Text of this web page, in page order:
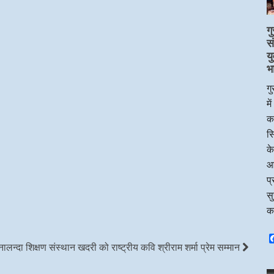
शिक्षण संस्थान खदरी को राष्ट्रीय कवि श्रीराम शर्मा प्रेम सम्मान
में
के